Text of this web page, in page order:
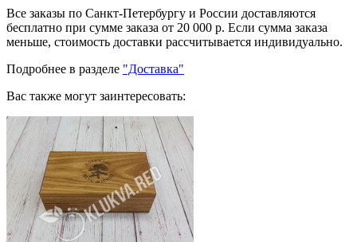
Все заказы по Санкт-Петербургу и России доставляются
бесплатно при сумме заказа от 20 000 р. Если сумма заказа
меньше, стоимость доставки рассчитывается индивидуально.
Подробнее в разделе "Доставка"
Вас также могут заинтересовать: